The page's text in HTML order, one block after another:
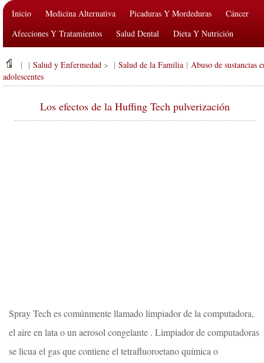
Inicio Medicina Alternativa Picaduras Y Mordeduras
Cáncer
Afecciones Y Tratamientos
Salud Dental
Dieta Y Nutrición
Salud Pública Y Seguridad
| | Salud y Enfermedad > | Salud de la Familia | Abuso de sustancias
adolescentes
Los efectos de la Huffing Tech pulverización
Spray Tech es comúnmente llamado limpiador de la computadora,
el aire en lata o un aerosol congelante . Limpiador de computadoras
se licua el gas que contiene el tetrafluoroetano química o